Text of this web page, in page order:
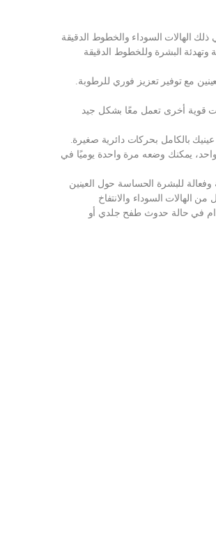
ذلك الهالات السوداء والخطوط الدقيقة
وتهدئة البشرة وللخطوط الدقيقة
مع توفير تعزيز فوري للرطوبة.
قوية أخرى تعمل معًا بشكل جيد
بالكامل بحركات دائرية صغيرة.
أسبوع واحد، يمكنك وضعه مرة واحدة يوميًا في
للبشرة الحساسة حول العينين
الهالات السوداء والانتفاخ
في حالة حدوث طفح جلدي أو